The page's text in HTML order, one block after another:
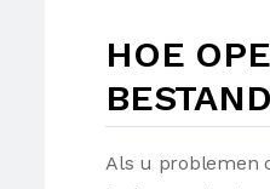
HOE
Als u problemen